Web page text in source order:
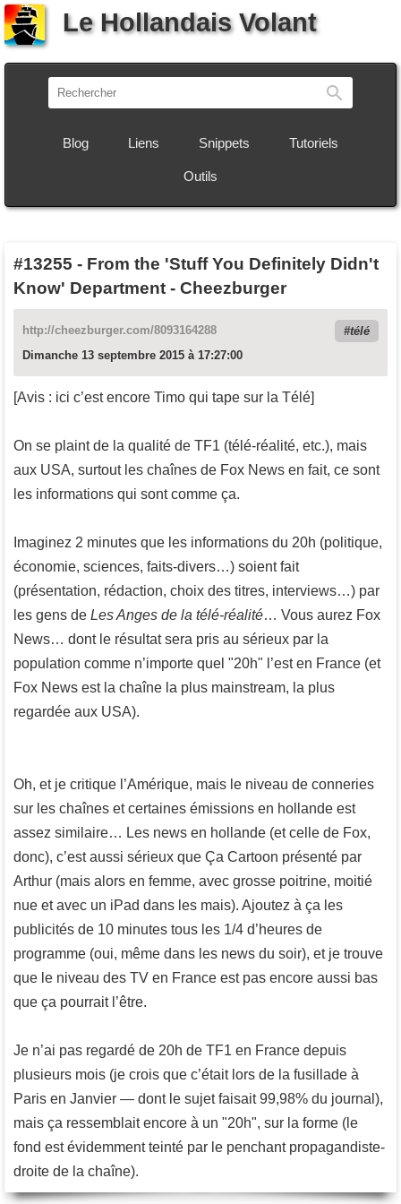
Le Hollandais Volant
Blog Liens Snippets Tutoriels
Outils
#13255 - From the 'Stuff You Definitely Didn't
Know' Department - Cheezburger
http://cheezburger.com/8093164288
télé
Dimanche 13 septembre 2015 à 17:27:00
[Avis : ici c’est encore Timo qui tape sur la Télé]
On se plaint de la qualité de TF1 (télé-réalité, etc.), mais
aux USA, surtout les chaînes de Fox News en fait, ce sont
les informations qui sont comme ça.
Imaginez 2 minutes que les informations du 20h (politique,
économie, sciences, faits-divers…) soient fait
(présentation, rédaction, choix des titres, interviews…) par
les gens de Les Anges de la télé-réalité… Vous aurez Fox
News… dont le résultat sera pris au sérieux par la
population comme n’importe quel "20h" l’est en France (et
Fox News est la chaîne la plus mainstream, la plus
regardée aux USA).
Oh, et je critique l’Amérique, mais le niveau de conneries
sur les chaînes et certaines émissions en hollande est
assez similaire… Les news en hollande (et celle de Fox,
donc), c’est aussi sérieux que Ça Cartoon présenté par
Arthur (mais alors en femme, avec grosse poitrine, moitié
nue et avec un iPad dans les mais). Ajoutez à ça les
publicités de 10 minutes tous les 1/4 d’heures de
programme (oui, même dans les news du soir), et je trouve
que le niveau des TV en France est pas encore aussi bas
que ça pourrait l’être.
Je n’ai pas regardé de 20h de TF1 en France depuis
plusieurs mois (je crois que c’était lors de la fusillade à
Paris en Janvier — dont le sujet faisait 99,98% du journal),
mais ça ressemblait encore à un "20h", sur la forme (le
fond est évidemment teinté par le penchant propagandiste-
droite de la chaîne).